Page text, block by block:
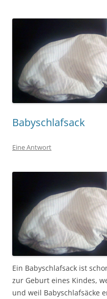
Babyschlafsack
Eine Antwort
Ein Babyschlafsack ist
zur Geburt eines Kindes,
und weil Babyschlafsäcke